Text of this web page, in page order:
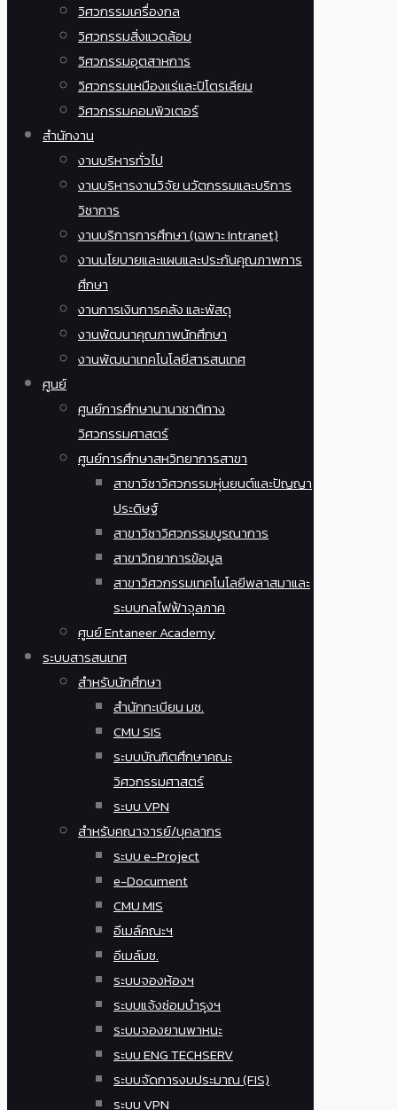
วิศวกรรมเครื่องกล
วิศวกรรมสิ่งแวดล้อม
วิศวกรรมอุตสาหการ
วิศวกรรมเหมืองแร่และปิโตรเลียม
วิศวกรรมคอมพิวเตอร์
สำนักงาน
งานบริหารทั่วไป
งานบริหารงานวิจัย นวัตกรรมและบริการ
วิชาการ
งานบริการการศึกษา (เฉพาะ Intranet)
งานนโยบายและแผนและประกันคุณภาพการ
ศึกษา
งานการเงินการคลัง และพัสดุ
งานพัฒนาคุณภาพนักศึกษา
งานพัฒนาเทคโนโลยีสารสนเทศ
ศูนย์
ศูนย์การศึกษานานาชาติทาง
วิศวกรรมศาสตร์
ศูนย์การศึกษาสหวิทยาการสาขา
สาขาวิชาวิศวกรรมหุ่นยนต์และปัญญา
ประดิษฐ์
สาขาวิชาวิศวกรรมบูรณาการ
สาขาวิทยาการข้อมูล
สาขาวิศวกรรมเทคโนโลยีพลาสมาและ
ระบบกลไฟฟ้าจุลภาค
ศูนย์ Entaneer Academy
ระบบสารสนเทศ
สำหรับนักศึกษา
สำนักทะเบียน มช.
CMU SIS
ระบบบัณฑิตศึกษาคณะ
วิศวกรรมศาสตร์
ระบบ VPN
สำหรับคณาจารย์/บุคลากร
ระบบ e-Project
e-Document
CMU MIS
อีเมล์คณะฯ
อีเมล์มช.
ระบบจองห้องฯ
ระบบแจ้งซ่อมบำรุงฯ
ระบบจองยานพาหนะ
ระบบ ENG TECHSERV
ระบบจัดการงบประมาณ (FIS)
ระบบ VPN